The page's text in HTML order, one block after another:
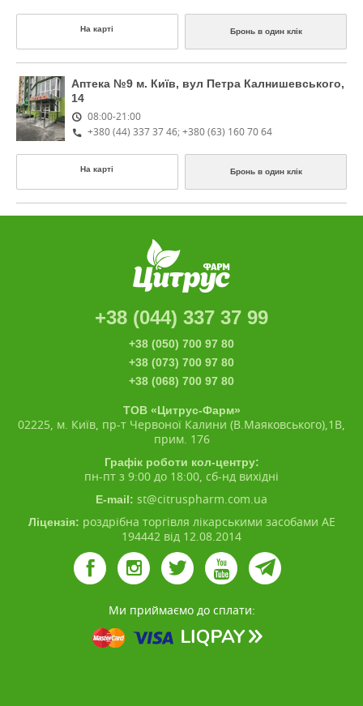
На карті Бронь в один клік
Аптека №9 м. Київ, вул Петра Калнишевського,
14
08:00-21:00
+380 (44) 337 37 46; +380 (63) 160 70 64
На карті Бронь в один клік
+38 (044) 337 37 99
+38 (050) 700 97 80
+38 (073) 700 97 80
+38 (068) 700 97 80
ТОВ «Цитрус-Фарм»
02225, м. Київ, пр-т Червоної Калини (В.Маяковського),1В,
прим. 176
Графік роботи кол-центру:
пн-пт з 9:00 до 18:00, сб-нд вихідні
E-mail: st@citruspharm.com.ua
Ліцензія: роздрібна торгівля лікарськими засобами АЕ
194442 від 12.08.2014
Ми приймаємо до сплати: